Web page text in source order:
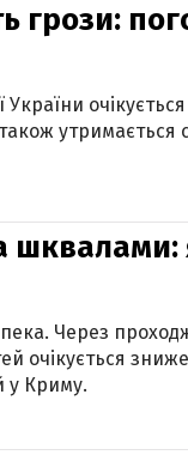
грози:
очікується
утримається
Через
очікується
у Криму.